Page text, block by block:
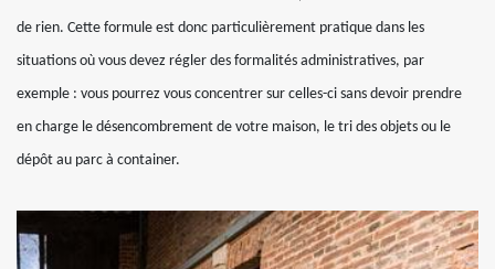
de rien. Cette formule est donc particulièrement pratique dans les
situations où vous devez régler des formalités administratives, par
exemple : vous pourrez vous concentrer sur celles-ci sans devoir prendre
en charge le désencombrement de votre maison, le tri des objets ou le
dépôt au parc à container.